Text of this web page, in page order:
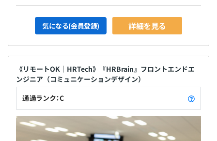
気になる(会員登録) 詳細を見る
《リモートOK｜HRTech》『HRBrain』フロントエンドエ
ンジニア（コミュニケーションデザイン）
通過ランク：C